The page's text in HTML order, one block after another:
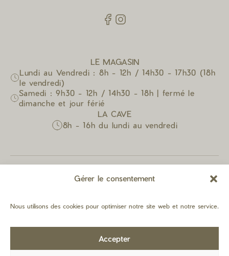
Gérer le consentement
Nous utilisons des cookies pour optimiser notre site web et notre service.
Accepter
LE MAGASIN
Lundi au Vendredi : 8h - 12h / 14h30 - 17h30 (18h
le vendredi)
Samedi : 9h30 - 12h / 14h30 - 18h | fermé le
dimanche et jour férié
LA CAVE
8h - 16h du lundi au vendredi